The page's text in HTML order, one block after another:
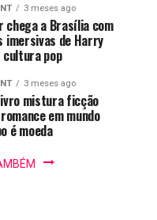
3 meses ago
chega a Brasília com
imersivas de Harry
cultura pop
3 meses ago
mistura ficção
em mundo
é moeda